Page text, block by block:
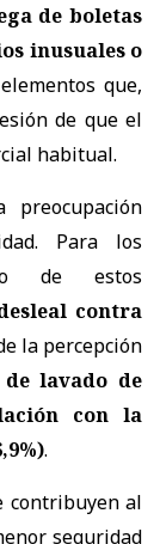
de boletas
inusuales o
que,
de que el
habitual.
Para los
de estos
contra
la percepción
lavado de
con la
.
contribuyen al
seguridad